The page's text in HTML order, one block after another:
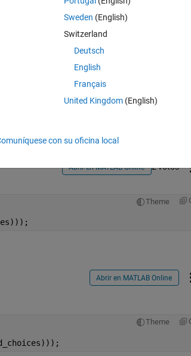
Iniciar sesión para responder a esta
CompartirIniciar sesión para seguir la
Abrir en MATLAB Online 2 votos
Theme
Abrir en MATLAB Online
Theme
Sweden (English)
Switzerland
Deutsch
English
Français
United Kingdom(English)
con su oficina local